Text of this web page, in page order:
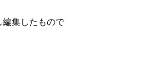
集したもので